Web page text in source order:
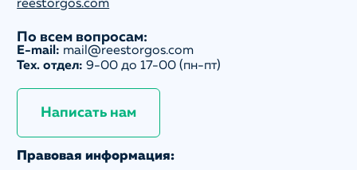
reestorgos.com
По всем вопросам:
E-mail: mail@reestorgos.com
Тех. отдел: 9-00 до 17-00 (пн-пт)
Написать нам
Правовая информация: